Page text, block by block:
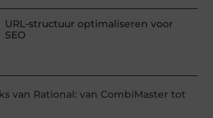
URL-structuur optimaliseren voor
SEO
van Rational: van CombiMaster tot